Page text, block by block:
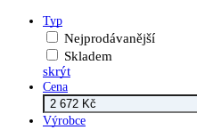
Typ
Nejprodávanější
Skladem
skrýt
Cena
Výrobce